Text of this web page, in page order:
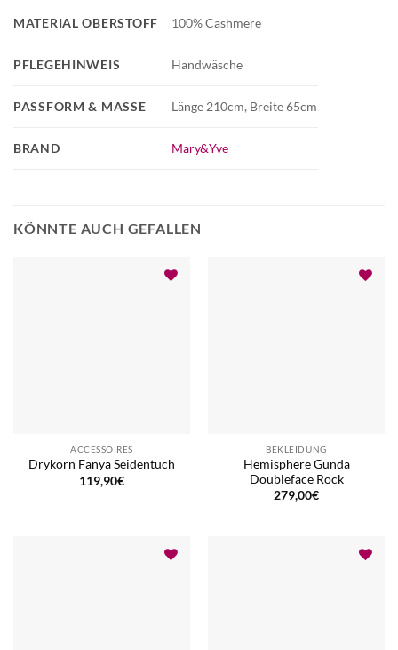
BRAND Mary&Yve
MATERIAL OBERSTOFF 100% Cashmere
PFLEGEHINWEIS Handwäsche
PASSFORM & MASSE Länge 210cm, Breite 65cm
KÖNNTE AUCH GEFALLEN
ACCESSOIRES
Drykorn Fanya Seidentuch
119,90€
BEKLEIDUNG
Hemisphere Gunda
Doubleface Rock
279,00€